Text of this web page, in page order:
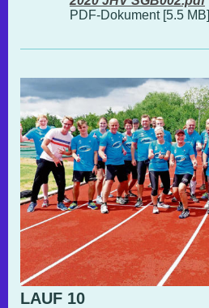
PDF-Dokument [5.5 MB]
LAUF 10